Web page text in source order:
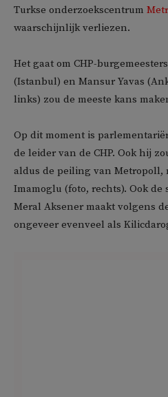
Turkse onderzoekscentrum
waarschijnlijk verliezen.
Het gaat om CHP-
(Istanbul) en Mansur Yavas
links) zou de meeste kans
Op dit moment is
de leider van de CHP. Ook hij
aldus de peiling van Metropoll,
Imamoglu (foto, rechts). Ook
Meral Aksener maakt volgens
ongeveer evenveel als